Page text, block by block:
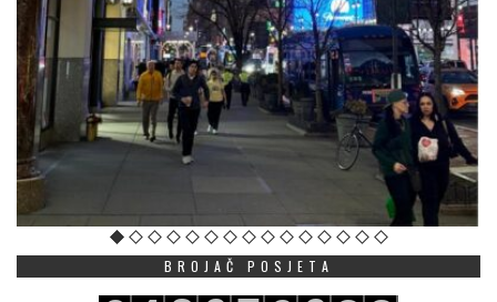
BROJAČ POSJETA